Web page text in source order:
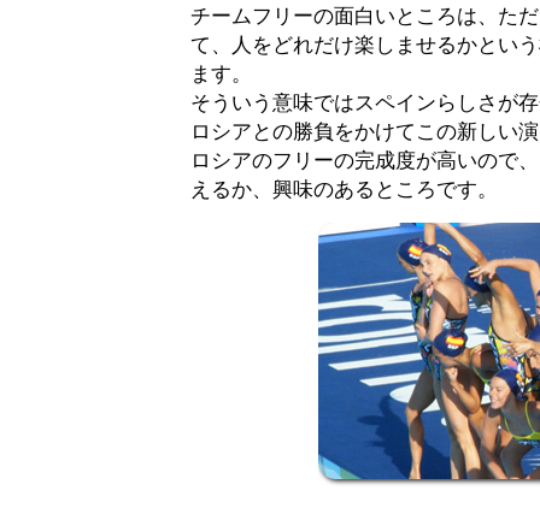
チームフリーの面白いところは、た
て、人をどれだけ楽しませるかとい
ます。
そういう意味ではスペインらしさが
ロシアとの勝負をかけてこの新しい
ロシアのフリーの完成度が高いので
えるか、興味のあるところです。